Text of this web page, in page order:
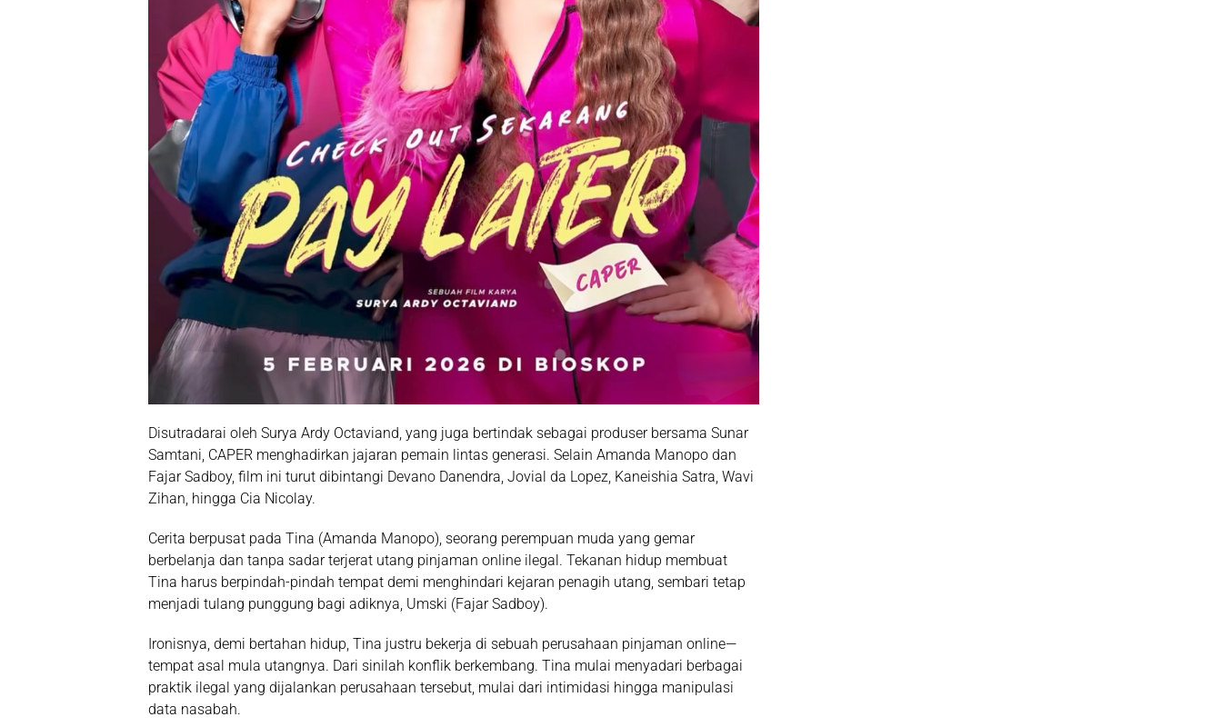
Disutradarai oleh Surya Ardy Octaviand , yang juga bertindak sebagai produser bersama Sunar
Samtani , CAPER menghadirkan jajaran pemain lintas generasi. Selain Amanda Manopo dan
Fajar Sadboy, film ini turut dibintangi Devano Danendra Jovial da Lopez Kaneishia Satra Wavi
Zihan , hingga Cia Nicolay.
Cerita berpusat pada Tina (Amanda Manopo), seorang perempuan muda yang gemar
berbelanja dan tanpa sadar terjerat utang pinjaman online ilegal. Tekanan hidup membuat
Tina harus berpindah-pindah tempat demi menghindari kejaran penagih utang, sembari tetap
menjadi tulang punggung bagi adiknya, Umski (Fajar Sadboy).
Ironisnya, demi bertahan hidup, Tina justru bekerja di sebuah perusahaan pinjaman online—
tempat asal mula utangnya. Dari sinilah konflik berkembang. Tina mulai menyadari berbagai
praktik ilegal yang dijalankan perusahaan tersebut, mulai dari intimidasi hingga manipulasi
data nasabah.